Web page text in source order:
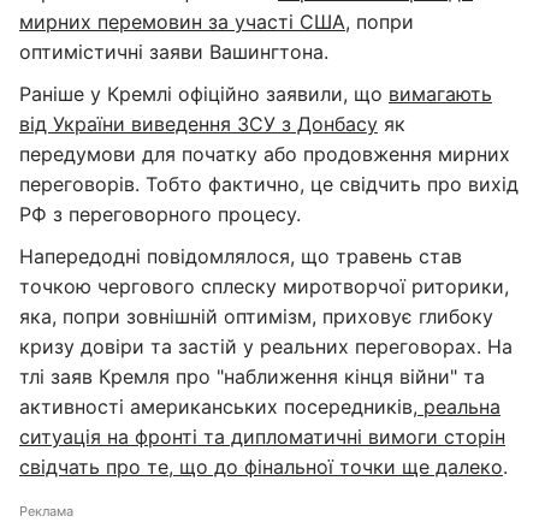
мирних перемовин за участі США, попри
оптимістичні заяви Вашингтона.
Раніше у Кремлі офіційно заявили, що вимагають
від України виведення ЗСУ з Донбасу як
передумови для початку або продовження мирних
переговорів. Тобто фактично, це свідчить про вихід
РФ з переговорного процесу.
Напередодні повідомлялося, що травень став
точкою чергового сплеску миротворчої риторики,
яка, попри зовнішній оптимізм, приховує глибоку
кризу довіри та застій у реальних переговорах. На
тлі заяв Кремля про "наближення кінця війни" та
активності американських посередників, реальна
ситуація на фронті та дипломатичні вимоги сторін
свідчать про те, що до фінальної точки ще далеко.
Реклама